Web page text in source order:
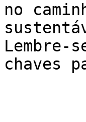
no
Lembre-
chaves